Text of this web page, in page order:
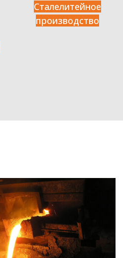
Сталелитейное
производство